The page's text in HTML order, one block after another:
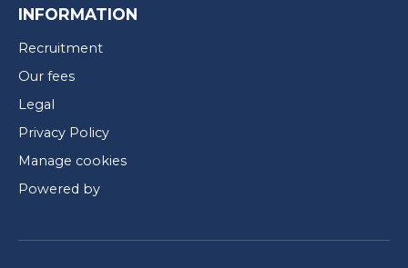
INFORMATION
Recruitment
Our fees
Legal
Privacy Policy
Manage cookies
Powered by